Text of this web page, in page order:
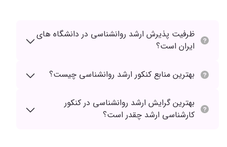
ظرفیت پذیرش ارشد روانشناسی در دانشگاه های
ایران است؟
بهترین منابع کنکور ارشد روانشناسی چیست؟
بهترین گرایش ارشد روانشناسی در کنکور
کارشناسی ارشد چقدر است؟